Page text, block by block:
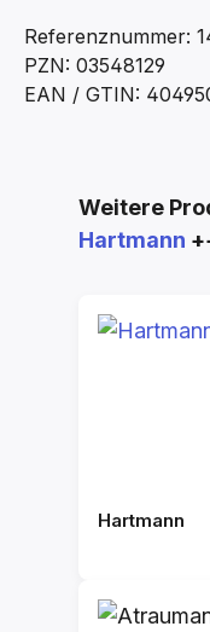
Referenznummer:
PZN: 03548129
EAN / GTIN:
Weitere
Hartmann
Hartmann